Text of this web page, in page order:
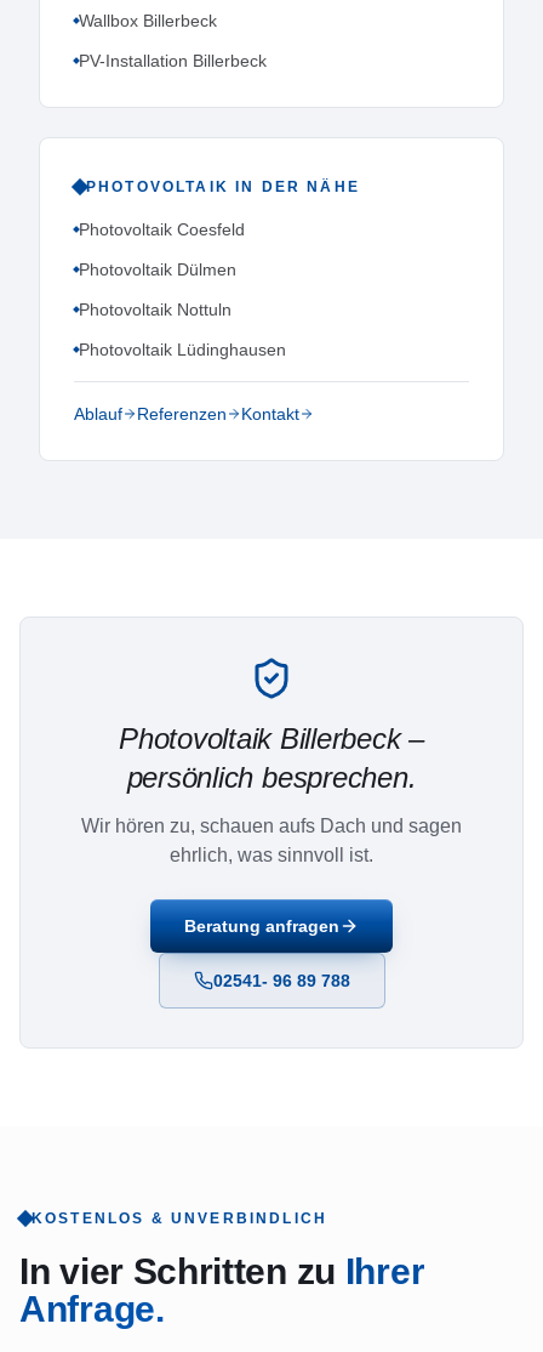
Wallbox Billerbeck
PV-Installation Billerbeck
PHOTOVOLTAIK IN DER NÄHE
Photovoltaik Coesfeld
Photovoltaik Dülmen
Photovoltaik Nottuln
Photovoltaik Lüdinghausen
Ablauf Referenzen Kontakt
Photovoltaik Billerbeck–
persönlich besprechen.
Wir hören zu, schauen aufs Dach und sagen
ehrlich, was sinnvoll ist.
Beratung anfragen
02541- 96 89 788
KOSTENLOS & UNVERBINDLICH
In vier Schritten zu Ihrer
Anfrage.